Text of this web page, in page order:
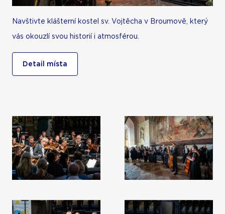
Navštivte klášterní kostel sv. Vojtěcha v Broumově, který
vás okouzlí svou historií i atmosférou.
Detail místa